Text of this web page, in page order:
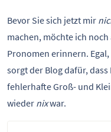
Bevor Sie sich jetzt mir
machen, möchte ich
Pronomen erinnern.
sorgt der Blog dafür,
fehlerhafte Groß- und
wieder nixwar.